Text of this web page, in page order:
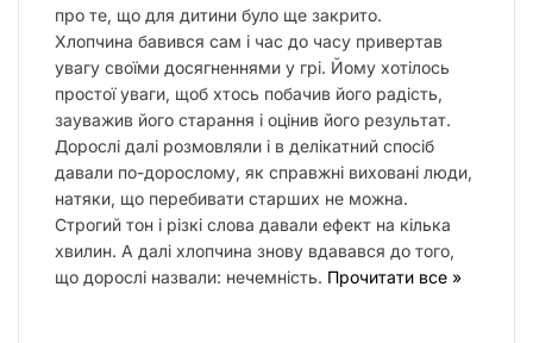
про те, що для дитини було ще закрито.
Хлопчина бавився сам і час до часу привертав
увагу своїми досягненнями у грі. Йому хотілось
простої уваги, щоб хтось побачив його радість,
зауважив його старання і оцінив його результат.
Дорослі далі розмовляли і в делікатний спосіб
давали по-дорослому, як справжні виховані люди,
натяки, що перебивати старших не можна.
Строгий тон і різкі слова давали ефект на кілька
хвилин. А далі хлопчина знову вдавався до того,
що дорослі назвали: нечемність. Прочитати все »